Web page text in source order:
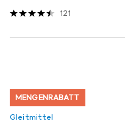
121
MENGENRABATT
Gleitmittel